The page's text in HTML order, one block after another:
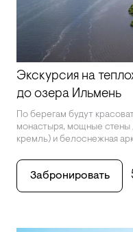
Экскурсия на
до озера Ильмень
По берегам будут
монастыря, мощные стены
кремль) и белоснежная
Забронировать